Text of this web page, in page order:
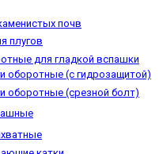
почв
плугов
для гладкой вспашки
оборотные (с гидрозащитой)
оборотные (срезной болт)